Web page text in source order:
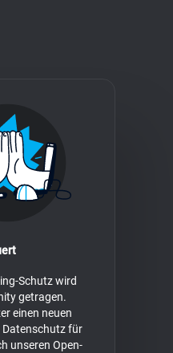
Schutz wird
getragen.
einen neuen
Datenschutz für
unseren Open-